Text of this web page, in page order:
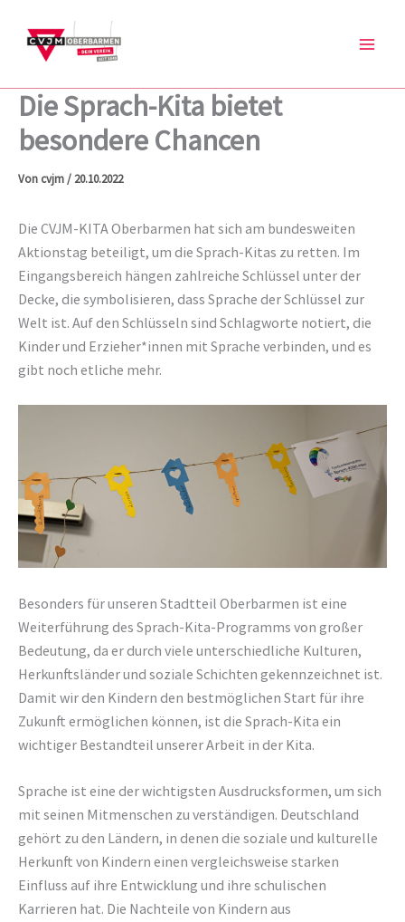
Inhalt
springen
Die Sprach-Kita bietet
besondere Chancen
Von cvjm/20.10.2022
Die CVJM-KITA Oberbarmen hat sich am bundesweiten
Aktionstag beteiligt, um die Sprach-Kitas zu retten. Im
Eingangsbereich hängen zahlreiche Schlüssel unter der
Decke, die symbolisieren, dass Sprache der Schlüssel zur
Welt ist. Auf den Schlüsseln sind Schlagworte notiert, die
Kinder und Erzieher*innen mit Sprache verbinden, und es
gibt noch etliche mehr.
Besonders für unseren Stadtteil Oberbarmen ist eine
Weiterführung des Sprach-Kita-Programms von großer
Bedeutung, da er durch viele unterschiedliche Kulturen,
Herkunftsländer und soziale Schichten gekennzeichnet ist.
Damit wir den Kindern den bestmöglichen Start für ihre
Zukunft ermöglichen können, ist die Sprach-Kita ein
wichtiger Bestandteil unserer Arbeit in der Kita.
Sprache ist eine der wichtigsten Ausdrucksformen, um sich
mit seinen Mitmenschen zu verständigen. Deutschland
gehört zu den Ländern, in denen die soziale und kulturelle
Herkunft von Kindern einen vergleichsweise starken
Einfluss auf ihre Entwicklung und ihre schulischen
Karrieren hat. Die Nachteile von Kindern aus